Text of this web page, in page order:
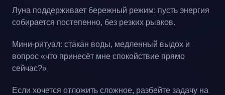
Луна поддерживает бережный режим: пусть энергия
собирается постепенно, без резких рывков.
Мини-ритуал: стакан воды, медленный выдох и
вопрос «что принесёт мне спокойствие прямо
сейчас?»
Если хочется отложить сложное, разбейте задачу на